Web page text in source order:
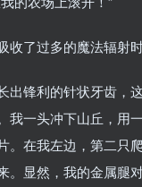
收了过多的魔法辐射
出锋利的针状牙齿，
我一头冲下山丘，用
。在我左边，第二只
。显然，我的金属腿